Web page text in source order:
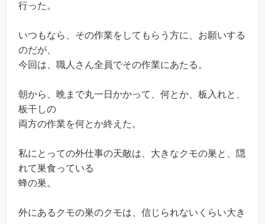
行った。
いつもなら、その作業をしてもらう方に、お願いする
のだが、
今回は、職人さん全員でその作業にあたる。
朝から、晩まで丸一日かかって、何とか、板入れと、
板干しの
両方の作業を何とか終えた。
私にとっての外仕事の天敵は、大きなクモの巣と、隠
れて巣食っている
蜂の巣。
外にあるクモの巣のクモは、信じられないくらい大き